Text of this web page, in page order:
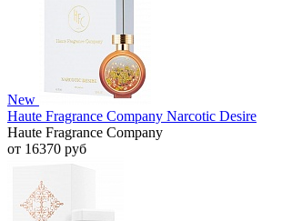
New
Haute Fragrance Company Narcotic Desire
Haute Fragrance Company
от 16370 руб